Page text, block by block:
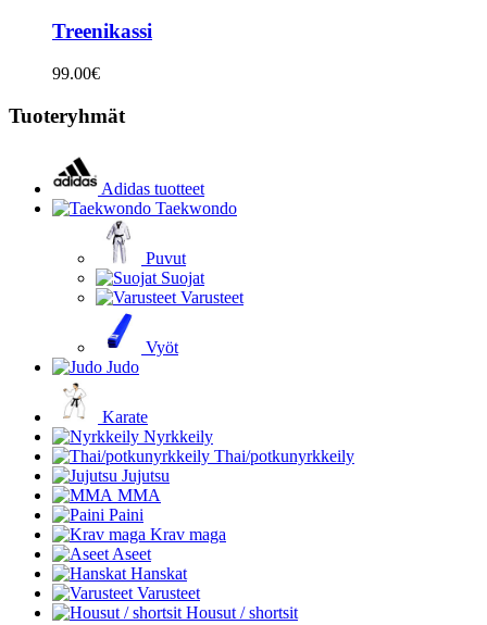
Treenikassi
99.00€
Tuoteryhmät
Adidas tuotteet
Taekwondo
Puvut
Suojat
Varusteet
Vyöt
Judo
Karate
Nyrkkeily
Thai/potkunyrkkeily
Jujutsu
MMA
Paini
Krav maga
Aseet
Hanskat
Varusteet
Housut / shortsit